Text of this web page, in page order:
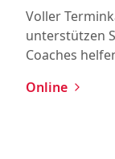
Voller
unterstützen
Coaches
Online